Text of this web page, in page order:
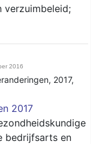
verzuimbeleid;
2016
, 2017,
2017
bedrijfsarts en